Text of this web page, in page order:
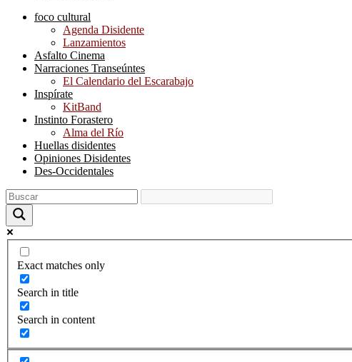
foco cultural
Agenda Disidente
Lanzamientos
Asfalto Cinema
Narraciones Transeúntes
El Calendario del Escarabajo
Inspírate
KitBand
Instinto Forastero
Alma del Río
Huellas disidentes
Opiniones Disidentes
Des-Occidentales
Exact matches only
Search in title
Search in content